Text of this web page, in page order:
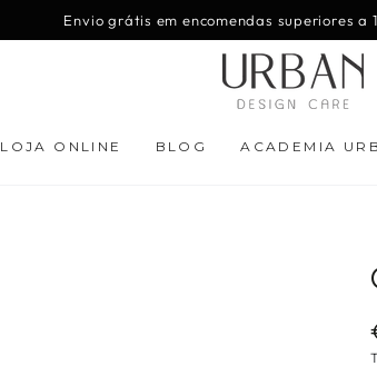
Envio grátis em encomendas superiores a
LOJA ONLINE BLOG ACADEMIA